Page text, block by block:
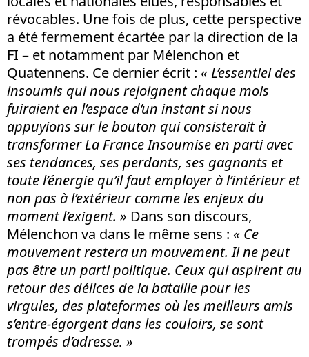
révocables. Une fois de plus, cette perspective
a été fermement écartée par la direction de la
FI – et notamment par Mélenchon et
Quatennens. Ce dernier écrit : « L’essentiel des
insoumis qui nous rejoignent chaque mois
fuiraient en l’espace d’un instant si nous
appuyions sur le bouton qui consisterait à
transformer La France Insoumise en parti avec
ses tendances, ses perdants, ses gagnants et
toute l’énergie qu’il faut employer à l’intérieur et
non pas à l’extérieur comme les enjeux du
moment l’exigent. » Dans son discours,
Mélenchon va dans le même sens : « Ce
mouvement restera un mouvement. Il ne peut
pas être un parti politique. Ceux qui aspirent au
retour des délices de la bataille pour les
virgules, des plateformes où les meilleurs amis
s’entre-égorgent dans les couloirs, se sont
trompés d’adresse. »